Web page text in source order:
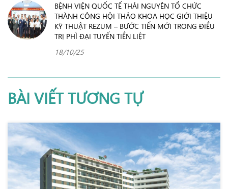
BỆNH VIỆN QUỐC TẾ THÁI NGUYÊN TỔ CHỨC
THÀNH CÔNG HỘI THẢO KHOA HỌC GIỚI THIỆU
KỸ THUẬT REZUM – BƯỚC TIẾN MỚI TRONG ĐIỀU
TRỊ PHÌ ĐẠI TUYẾN TIỀN LIỆT
18/10/25
BÀI VIẾT TƯƠNG TỰ